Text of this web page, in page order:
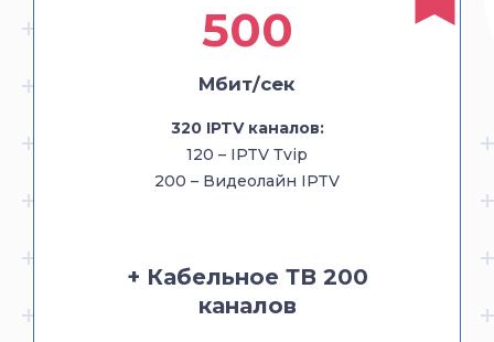
500
Мбит/сек
320 IPTV каналов:
120 – IPTV Тvip
200 – Видеолайн IPTV
+ Кабельное ТВ 200
каналов
500
Мбит/сек
320 IPTV каналов:
120 – IPTV Тvip
200 – Видеолайн IPTV
Всё и сразу: